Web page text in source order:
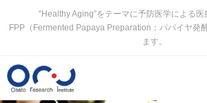
“Healthy Aging”をテーマに予防医学による医
FPP（Fermented Papaya Preparation：パパイヤ発
ます。